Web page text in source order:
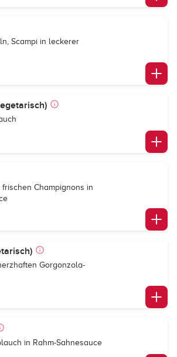
Scampi in leckerer
Champignons in
Gorgonzola-
in Rahm-Sahnesauce